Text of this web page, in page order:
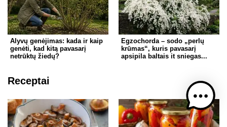
Alyvų genėjimas: kada ir kaip
genėti, kad kitą pavasarį
netrūktų žiedų?
Egzochorda – sodo „perlų
krūmas“, kuris pavasarį
apsipila baltais it sniegas...
Receptai